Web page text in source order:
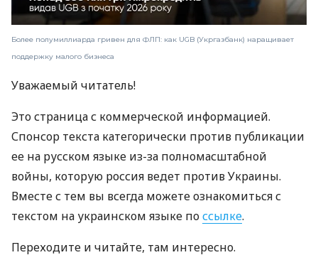
Более полумиллиарда гривен для ФЛП: как UGB (Укргазбанк) наращивает
поддержку малого бизнеса
Уважаемый читатель!
Это страница с коммерческой информацией.
Спонсор текста категорически против публикации
ее на русском языке из-за полномасштабной
войны, которую россия ведет против Украины.
Вместе с тем вы всегда можете ознакомиться с
текстом на украинском языке поссылке.
Переходите и читайте, там интересно.